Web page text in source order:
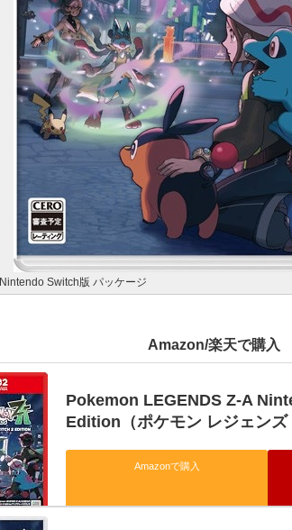
Nintendo Switch版 パッケージ
Amazon/楽天で購入
Pokemon LEGENDS Z-A
Edition（ポケモン レジェン
Amazonで購入